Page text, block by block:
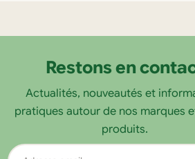
Restons en
Actualités, nouveautés et
pratiques autour de nos marques
produits.
Adresse